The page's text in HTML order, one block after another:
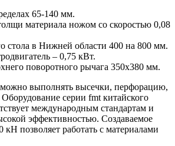
65-140 мм.
материала ножом со скоростью 0,08
стола в Нижней области 400 на 800 мм.
– 0,75 кВт.
поворотного рычага 350x380 мм.
можно выполнять высечки, перфорацию,
серии fmt китайского
международным стандартам и
эффективностью. Создаваемое
кН позволяет работать с материалами